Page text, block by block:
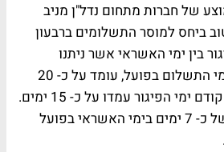
של חברות מתחום נדל"ן מניב
ביחס למוסר התשלומים ברבעון
בין ימי האשראי אשר ניתנו
בהסכמה לבין מספר ימי התשלום בפועל, עומד על כ- 20
ימים, בעוד שברבעון הקודם ימי הפיגור עמדו על כ- 15 ימים.
בנוסף, נרשמה הרעה של כ- 7 ימים בימי האשראי בפועל